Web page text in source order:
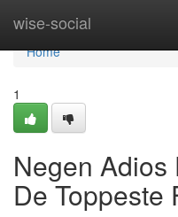
wise-social
Home
Home
1
Negen Adios
De Toppeste